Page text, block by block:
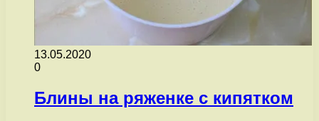
13.05.2020
0
Блины на ряженке с кипятком